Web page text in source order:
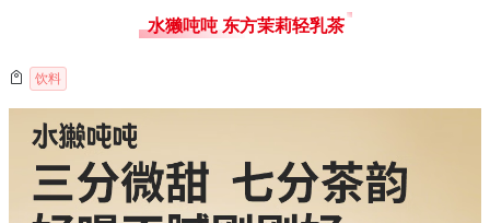
水獭吨吨 东方茉莉轻乳茶
饮料